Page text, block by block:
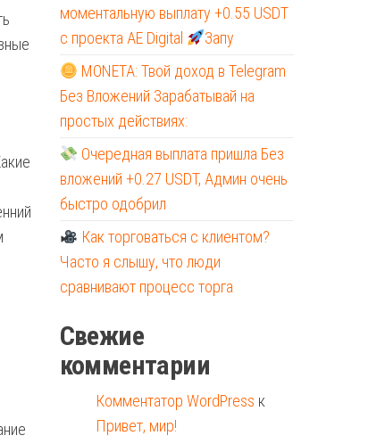
моментальную выплату +0.55 USDT
с проекта AE Digital
Запу
MONETA: Твой доход в Telegram
Без Вложений Зарабатывай на
простых действиях:
Очередная выплата пришла Без
вложений +0.27 USDT, Админ очень
быстро одобрил
Как торговаться с клиентом?
Часто я слышу, что люди
сравнивают процесс торга
Свежие
комментарии
Комментатор WordPress к
Привет, мир!